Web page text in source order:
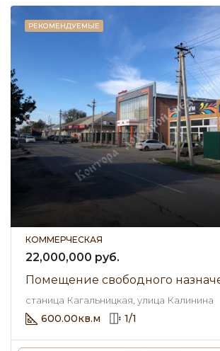
РЕКОМЕНДУЕМЫЕ
КОММЕРЧЕСКАЯ
22,000,000 руб.
станица Кагальницкая, улица Калинина
600.00кв.м 1/1